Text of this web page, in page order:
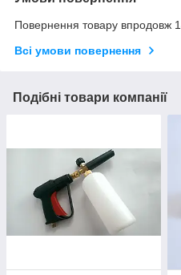
Повернення товару впродовж
Всі умови повернення
Подібні товари компанії